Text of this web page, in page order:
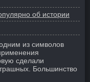
об истории
из символов
сделали
Большинство